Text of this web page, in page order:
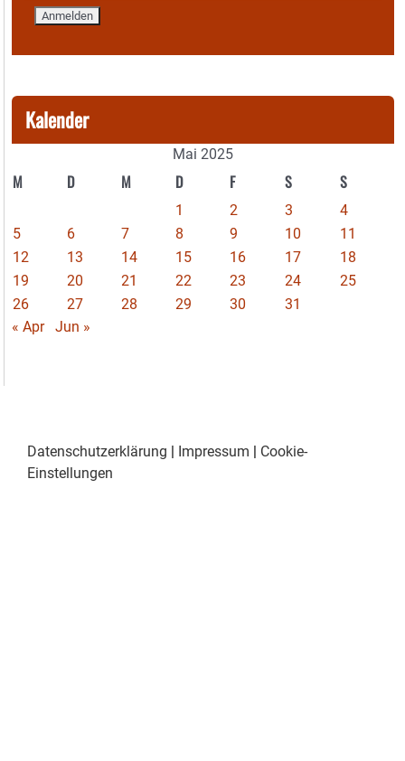
Kalender
Mai 2025
M D M D F S S
1 2 3
4
5
6 7 8 9 10
11
12
13 14 15 16 17
18
19
20 21 22 23 24
25
26
27 28 29 30
31
« Apr
Jun »
Datenschutzerklärung Impressum
Cookie-
Einstellungen